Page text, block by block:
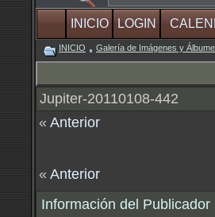
INICIO LOGIN
INICIO Galería de Imágenes y
Jupiter-20110108-442
« Anterior
« Anterior
Información del Publicador